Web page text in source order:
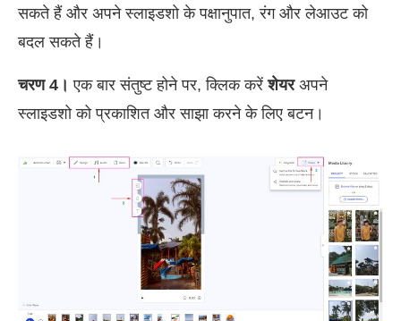
सकते हैं और अपने स्लाइडशो के पक्षानुपात, रंग और लेआउट को
बदल सकते हैं।
चरण 4। एक बार संतुष्ट होने पर, क्लिक करेंशेयरअपने
स्लाइडशो को प्रकाशित और साझा करने के लिए बटन।